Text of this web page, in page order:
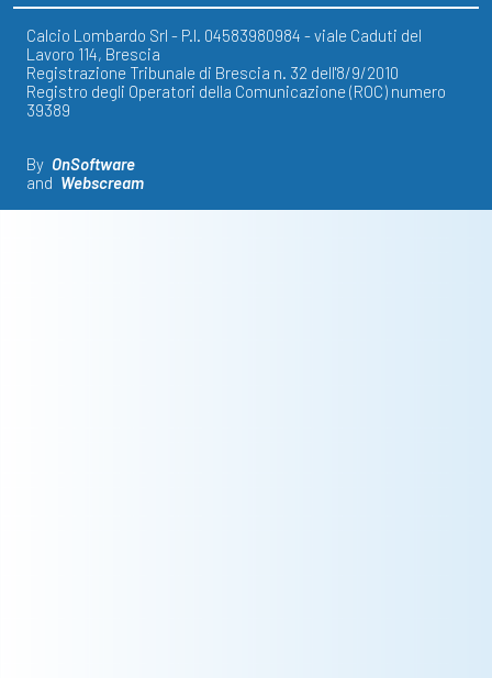
Calcio Lombardo Srl - P.I. 04583980984 - viale Caduti del
Lavoro 114, Brescia
Registrazione Tribunale di Brescia n. 32 dell'8/9/2010
Registro degli Operatori della Comunicazione (ROC) numero
39389
By OnSoftware
and Webscream